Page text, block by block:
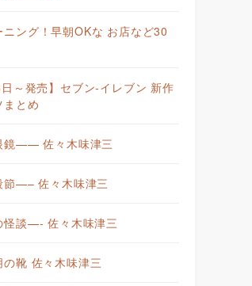
ニング！早朝OKな お店など30
日～発売】セブン-イレブン 新作
まとめ
鏡—— 佐々木味津三
節—– 佐々木味津三
怪談—- 佐々木味津三
の靴 佐々木味津三